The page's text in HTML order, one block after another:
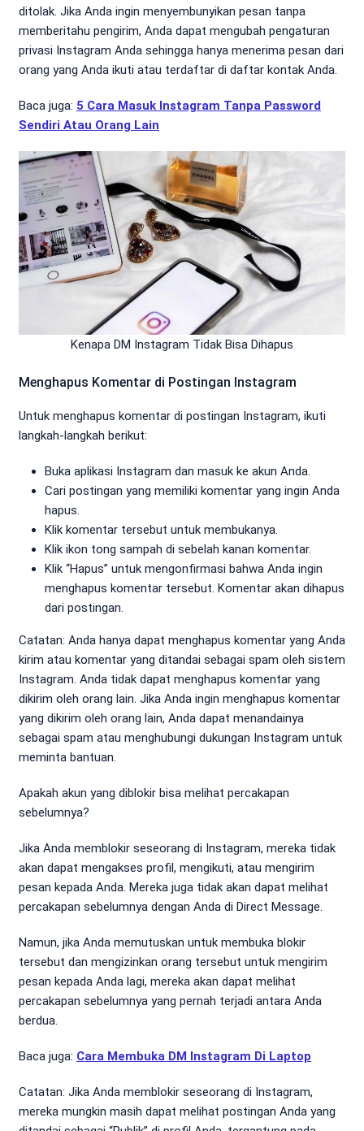
ditolak. Jika Anda ingin menyembunyikan pesan tanpa
memberitahu pengirim, Anda dapat mengubah pengaturan
privasi Instagram Anda sehingga hanya menerima pesan dari
orang yang Anda ikuti atau terdaftar di daftar kontak Anda.
Baca juga: 5 Cara Masuk Instagram Tanpa Password
Sendiri Atau Orang Lain
Kenapa DM Instagram Tidak Bisa Dihapus
Menghapus Komentar di Postingan Instagram
Untuk menghapus komentar di postingan Instagram, ikuti
langkah-langkah berikut:
Buka aplikasi Instagram dan masuk ke akun Anda.
Cari postingan yang memiliki komentar yang ingin Anda
hapus.
Klik komentar tersebut untuk membukanya.
Klik ikon tong sampah di sebelah kanan komentar.
Klik “Hapus” untuk mengonfirmasi bahwa Anda ingin
menghapus komentar tersebut. Komentar akan dihapus
dari postingan.
Catatan: Anda hanya dapat menghapus komentar yang Anda
kirim atau komentar yang ditandai sebagai spam oleh sistem
Instagram. Anda tidak dapat menghapus komentar yang
dikirim oleh orang lain. Jika Anda ingin menghapus komentar
yang dikirim oleh orang lain, Anda dapat menandainya
sebagai spam atau menghubungi dukungan Instagram untuk
meminta bantuan.
Apakah akun yang diblokir bisa melihat percakapan
sebelumnya?
Jika Anda memblokir seseorang di Instagram, mereka tidak
akan dapat mengakses profil, mengikuti, atau mengirim
pesan kepada Anda. Mereka juga tidak akan dapat melihat
percakapan sebelumnya dengan Anda di Direct Message.
Namun, jika Anda memutuskan untuk membuka blokir
tersebut dan mengizinkan orang tersebut untuk mengirim
pesan kepada Anda lagi, mereka akan dapat melihat
percakapan sebelumnya yang pernah terjadi antara Anda
berdua.
Baca juga: Cara Membuka DM Instagram Di Laptop
Catatan: Jika Anda memblokir seseorang di Instagram,
mereka mungkin masih dapat melihat postingan Anda yang